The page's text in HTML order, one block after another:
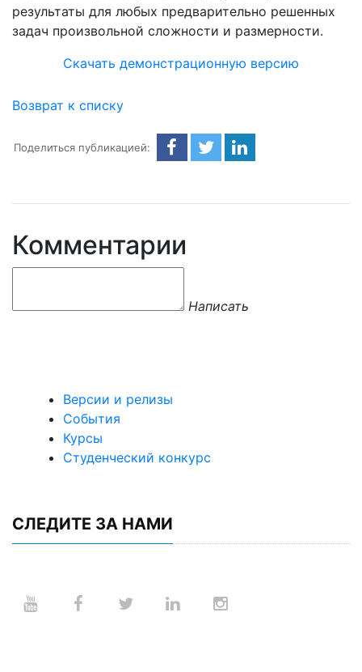
результаты для любых предварительно решенных
задач произвольной сложности и размерности.
Скачать демонстрационную версию
Возврат к списку
Поделиться публикацией:
Комментарии
Написать
Версии и релизы
События
Курсы
Студенческий конкурс
СЛЕДИТЕ ЗА НАМИ